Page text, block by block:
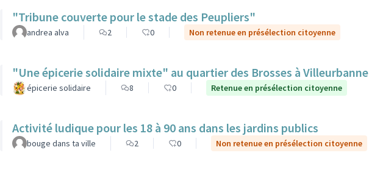
"Tribune couverte pour le stade des Peupliers"
andrea alva 2 0 Non retenue en présélection citoyenne
"Une épicerie solidaire mixte" au quartier des Brosses à Villeurbanne
épicerie solidaire 8 0 Retenue en présélection citoyenne
Activité ludique pour les 18 à 90 ans dans les jardins publics
bouge dans ta ville 2 0 Non retenue en présélection citoyenne